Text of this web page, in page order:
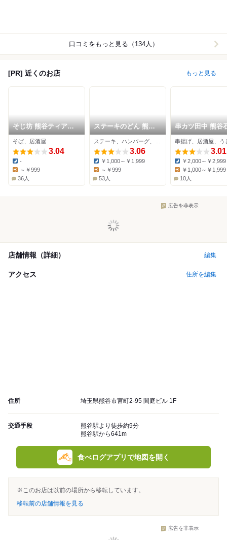
口コミをもっと見る（134人）
[PR] 近くのお店 もっと見る
そじ坊 熊谷ティアラ
21店
そば、居酒屋
3.04
Dinner:
-
Lunch:
～￥999
36人
ステーキのどん 熊谷
店
3.06
Dinner:
￥1,000～￥1,999
Lunch:
～￥999
53人
串カツ田中 熊谷
店
串揚げ、居酒屋、う
3.01
Dinner:
￥2,000～￥2,999
Lunch:
￥1,000～￥1,999
10人
広告を非表示
店舗情報（詳細） 編集
アクセス 住所を編集
住所 埼玉県熊谷市宮町2-95 間庭ビル 1F
交通手段
熊谷駅より徒歩約9分
熊谷駅から641m
食べログアプリで地図を開く
※このお店は以前の場所から移転しています。
移転前の店舗情報を見る
広告を非表示